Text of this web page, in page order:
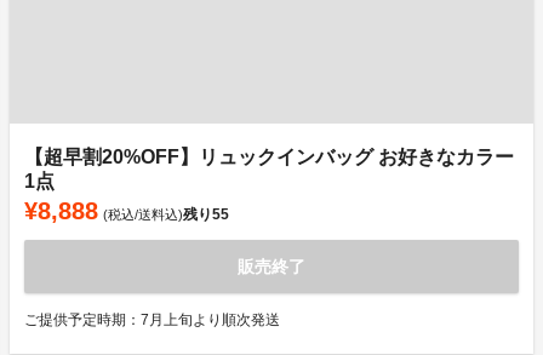
【超早割20%OFF】リュックインバッグ お好きなカラー
1点
¥8,888 (税込/送料込)残り55
販売終了
ご提供予定時期：7月上旬より順次発送